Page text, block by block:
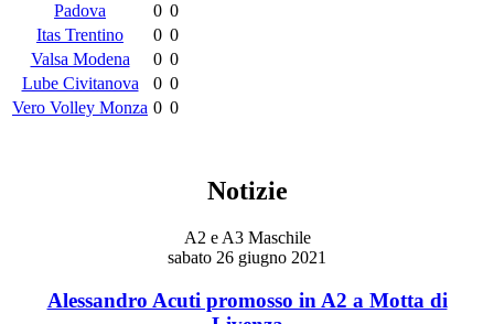
Padova
0 0
Itas Trentino
0 0
Valsa Modena
0 0
Lube Civitanova
0 0
Vero Volley Monza 0 0
Notizie
A2 e A3 Maschile
sabato 26 giugno 2021
Alessandro Acuti promosso in A2 a Motta di